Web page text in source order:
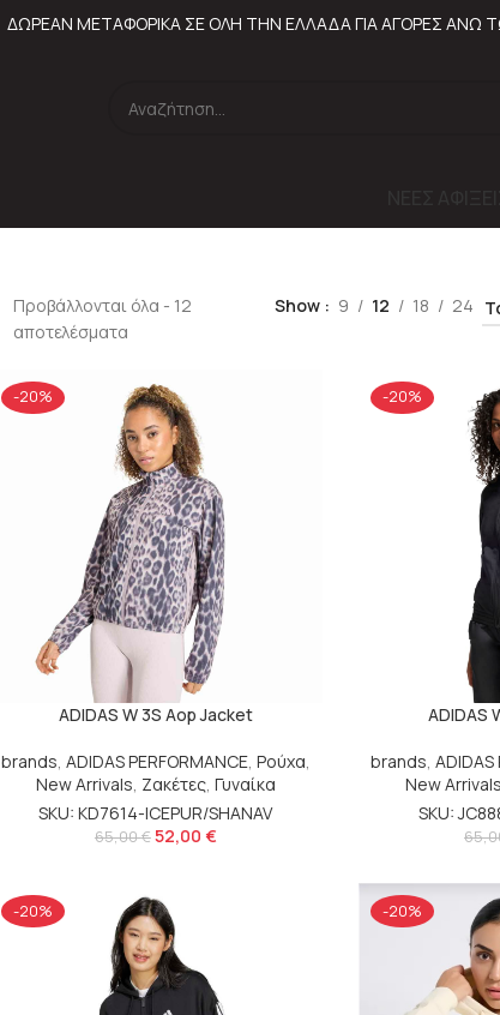
ΔΩΡΕΑΝ ΜΕΤΑΦΟΡΙΚΑ ΣΕ ΟΛΗ ΤΗΝ ΕΛΛΑΔΑ ΓΙΑ ΑΓΟΡΕΣ ΑΝΩ
Προβάλλονται όλα - 12
αποτελέσματα
Show 9 12 18 24
ADIDAS W 3S Aop Jacket
brands, ADIDAS PERFORMANCE, Ρούχα,
New Arrivals, Ζακέτες, Γυναίκα
SKU: KD7614-ICEPUR/SHANAV
65,00€52,00 €
-20%
ADIDAS
brands,ADIDAS
New Arrivals
SKU:
-20%
-20% -20%